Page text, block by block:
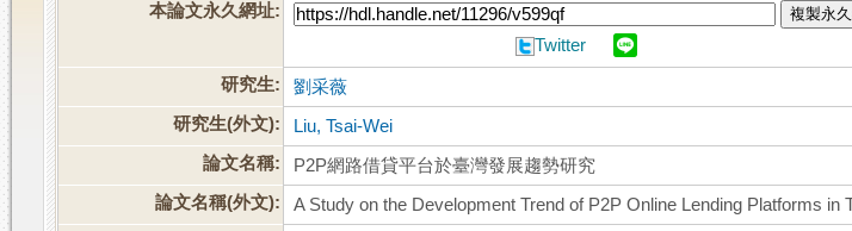
本論文永久網址: 複製永
Twitter
研究生:
劉采薇
研究生(外文):
Liu, Tsai-Wei
論文名稱:
P2P網路借貸平台於臺灣發展趨勢研究
論文名稱(外文):
A Study on the Development Trend of P2P Online Lending Platforms in